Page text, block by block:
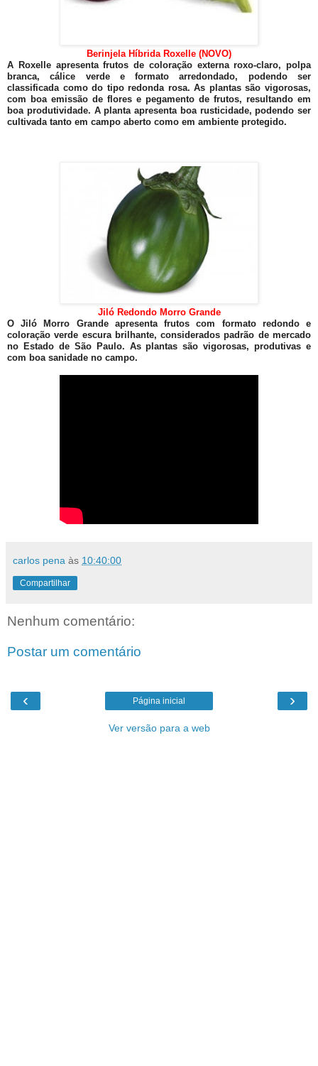
Berinjela Híbrida Roxelle (NOVO)
A Roxelle apresenta frutos de coloração externa roxo-claro, polpa
branca, cálice verde e formato arredondado, podendo ser
classificada como do tipo redonda rosa. As plantas são vigorosas,
com boa emissão de flores e pegamento de frutos, resultando em
boa produtividade. A planta apresenta boa rusticidade, podendo ser
cultivada tanto em campo aberto como em ambiente protegido.
Jiló Redondo Morro Grande
O Jiló Morro Grande apresenta frutos com formato redondo e
coloração verde escura brilhante, considerados padrão de mercado
no Estado de São Paulo. As plantas são vigorosas, produtivas e
com boa sanidade no campo.
carlos pena às 10:40:00
Compartilhar
Nenhum comentário:
Postar um comentário
‹ ›
Página inicial
Ver versão para a web